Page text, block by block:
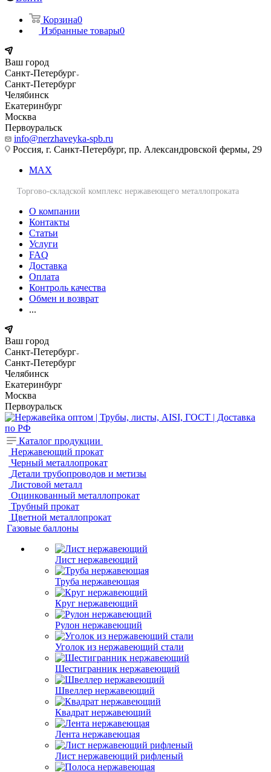
Корзина0
Избранные товары0
Ваш город
Санкт-Петербург
Санкт-Петербург
Челябинск
Екатеринбург
Москва
Первоуральск
info@nerzhaveyka-spb.ru
Россия, г. Санкт-Петербург, пр. Александровской фермы, 29
MAX
Торгово-складской комплекс нержавеющего металлопроката
О компании
Контакты
Статьи
Услуги
FAQ
Доставка
Оплата
Контроль качества
Обмен и возврат
...
Ваш город
Санкт-Петербург
Санкт-Петербург
Челябинск
Екатеринбург
Москва
Первоуральск
Каталог продукции
Нержавеющий прокат
Черный металлопрокат
Детали трубопроводов и метизы
Листовой металл
Оцинкованный металлопрокат
Трубный прокат
Цветной металлопрокат
Газовые баллоны
Лист нержавеющий
Труба нержавеющая
Круг нержавеющий
Рулон нержавеющий
Уголок из нержавеющий стали
Шестигранник нержавеющий
Швеллер нержавеющий
Квадрат нержавеющий
Лента нержавеющая
Лист нержавеющий рифленый